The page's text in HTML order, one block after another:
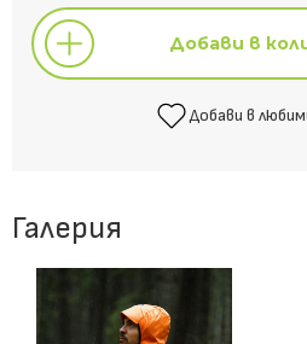
Добави в
Добави в
Галерия